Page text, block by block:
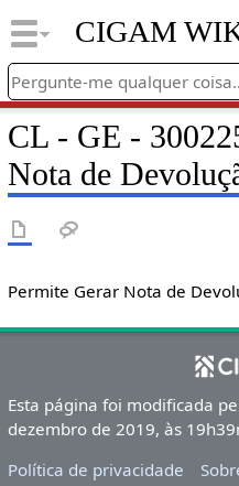
CIGAM
CL - GE -
Nota de
Permite Gerar Nota de
Esta página foi modificada
dezembro de 2019, às
Política de privacidade